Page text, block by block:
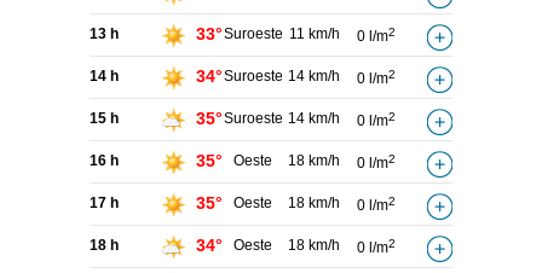
13 h 33°Suroeste 11 km/h 0 l/m2
14 h 34°Suroeste 14 km/h 0 l/m2
15 h 35°Suroeste 14 km/h 0 l/m2
16 h 35° Oeste 18 km/h 0 l/m2
17 h 35° Oeste 18 km/h 0 l/m2
18 h 34° Oeste 18 km/h 0 l/m2